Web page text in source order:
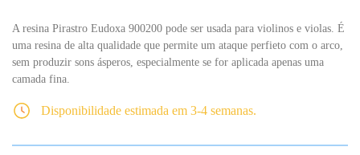
A resina Pirastro Eudoxa 900200 pode ser usada para violinos e violas. É
uma resina de alta qualidade que permite um ataque perfieto com o arco,
sem produzir sons ásperos, especialmente se for aplicada apenas uma
camada fina.
Disponibilidade estimada em 3-4 semanas.